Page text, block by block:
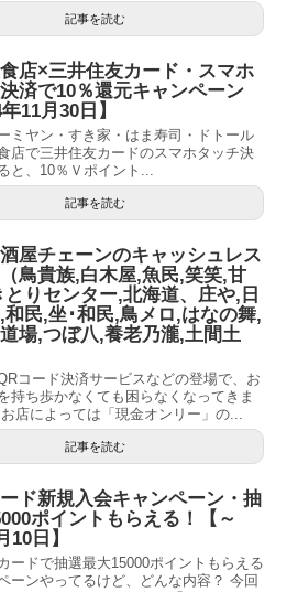
記事を読む
店×三井住友カード・スマホ
済で10％還元キャンペーン
11月30日】
ミヤン・すき家・はま寿司・ドトール
店で三井住友カードのスマホタッチ決
と、10％Ｖポイント...
記事を読む
屋チェーンのキャッシュレス
鳥貴族,白木屋,魚民,笑笑,甘
とりセンター,北海道、庄や,日
和民,坐･和民,鳥メロ,はなの舞,
場,つぼ八,養老乃瀧,土間土
コード決済サービスなどの登場で、お
持ち歩かなくても困らなくなってきま
店によっては「現金オンリー」の...
記事を読む
ド新規入会キャンペーン・抽
ポイントもらえる！【～
10日】
ードで抽選最大15000ポイントもらえる
ーンやってるけど、どんな内容？ 今回